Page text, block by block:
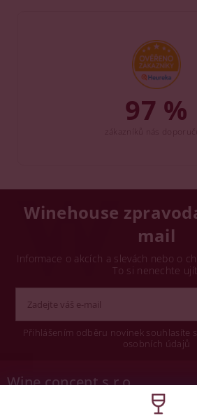
97 %
Winehouse
mail
Informace o akcích a slevách nebo o
To si nenechte
Přihlášením odběru novinek souhlasíte
osobních údajů
Wine concept s.r.o.